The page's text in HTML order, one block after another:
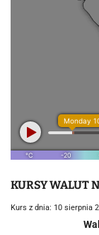
KURSY WALUT
Kurs z dnia: 10 sierpnia